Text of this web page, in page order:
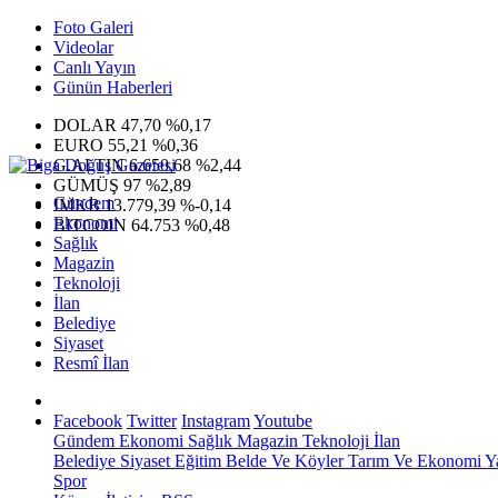
Foto Galeri
Videolar
Canlı Yayın
Günün Haberleri
DOLAR 47,70 %0,17
EURO 55,21 %0,36
G.ALTIN6.650,68 %2,44
GÜMÜŞ 97 %2,89
IMKB13.779,39 %-0,14
BITCOIN 64.753 %0,48
Gündem
Ekonomi
Sağlık
Magazin
Teknoloji
İlan
Belediye
Siyaset
Resmî İlan
Facebook Twitter InstagramYoutube
Gündem Ekonomi Sağlık Magazin Teknoloji İlan
Belediye Siyaset Eğitim Belde Ve KöylerTarım Ve Ekonomi
Spor